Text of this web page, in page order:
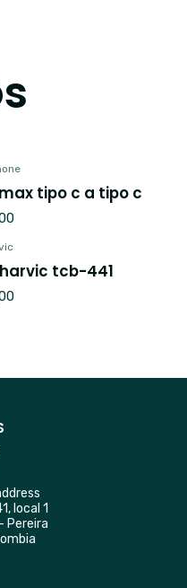
tipo c a tipo c
tcb-441
local 1
Pereira